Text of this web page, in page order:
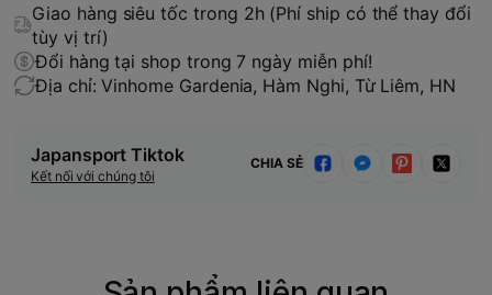
Giao hàng siêu tốc trong 2h (Phí ship có thể thay đổi
tùy vị trí)
Đổi hàng tại shop trong 7 ngày miễn phí!
Địa chỉ: Vinhome Gardenia, Hàm Nghi, Từ Liêm, HN
Japansport Tiktok
Kết nối với chúng tôi
CHIA SẺ